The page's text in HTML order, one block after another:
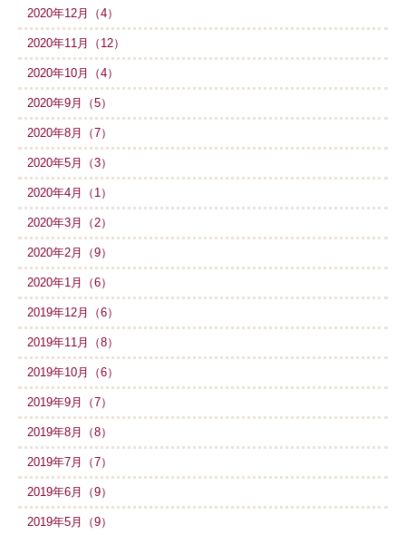
2020年12月（4）
2020年11月（12）
2020年10月（4）
2020年9月（5）
2020年8月（7）
2020年5月（3）
2020年4月（1）
2020年3月（2）
2020年2月（9）
2020年1月（6）
2019年12月（6）
2019年11月（8）
2019年10月（6）
2019年9月（7）
2019年8月（8）
2019年7月（7）
2019年6月（9）
2019年5月（9）